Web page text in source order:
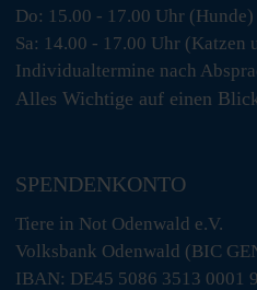
Do: 15.00 - 17.00 Uhr (Hunde)
Sa: 14.00 - 17.00 Uhr (Katzen
Individualtermine nach
Alles Wichtige auf einen
SPENDENKONTO
Tiere in Not Odenwald e.V.
Volksbank Odenwald (BIC
IBAN: DE45 5086 3513 0001